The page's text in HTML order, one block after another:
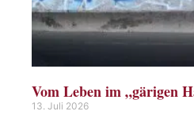
Vom Leben im „gärigen
13. Juli 2026